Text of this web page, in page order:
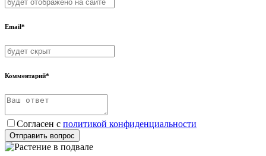
Email*
Комментарий*
Согласен с политикой конфиденциальности
Отправить вопрос